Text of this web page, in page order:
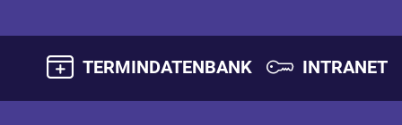
TERMINDATENBANK INTRANET